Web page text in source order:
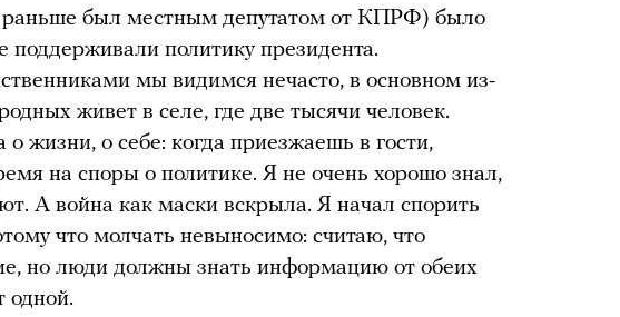
был местным депутатом от КПРФ) было
политику президента.
мы видимся нечасто, в основном из-
живет в селе, где две тысячи человек.
о жизни, о себе: когда приезжаешь в гости,
на споры о политике. Я не очень хорошо знал,
А война как маски вскрыла. Я начал спорить
что молчать невыносимо: считаю, что
но люди должны знать информацию от обеих
одной.